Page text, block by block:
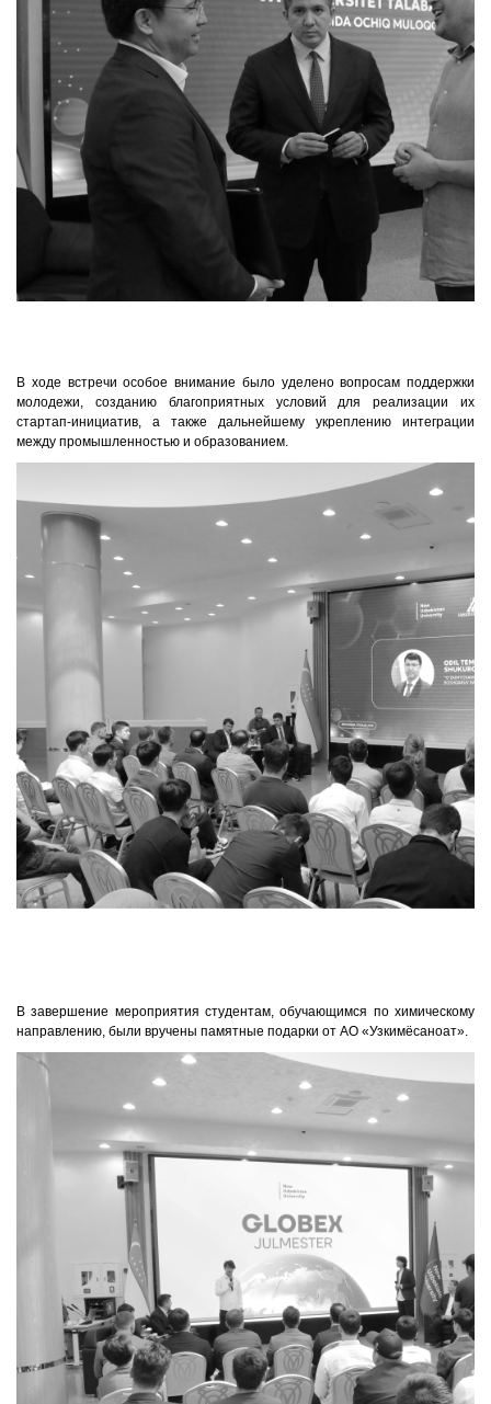
В ходе встречи особое внимание было уделено вопросам поддержки
молодежи, созданию благоприятных условий для реализации их
стартап-инициатив, а также дальнейшему укреплению интеграции
между промышленностью и образованием.
В завершение мероприятия студентам, обучающимся по химическому
направлению, были вручены памятные подарки от АО «Узкимёсаноат».